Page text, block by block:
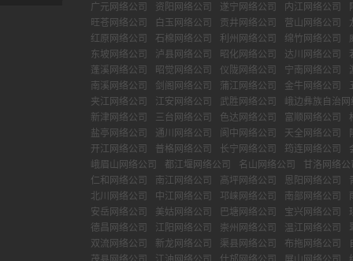
广元网络公司
资阳网络公司 遂宁网络公司 内江网络公司
旺苍网络公司
白玉网络公司 贡井网络公司 营山网络公司
红原网络公司
石棉网络公司 利州网络公司 绵竹网络公司
东坡网络公司
泸县网络公司 昭化网络公司 达川网络公司
蓬溪网络公司
昭觉网络公司 仪陇网络公司 宁南网络公司
南溪网络公司
剑阁网络公司 蒲江网络公司 金牛网络公司
夹江网络公司
江安网络公司 武胜网络公司
峨边彝族自治网
新津网络公司
三台网络公司 色达网络公司 富顺网络公司
盐亭网络公司
通川网络公司 阆中网络公司 天全网络公司
开江网络公司
普格网络公司 长宁网络公司 筠连网络公司
峨眉山网络公司
都江堰网络公司 名山网络公司
甘洛网络公
仁和网络公司
南江网络公司 高坪网络公司 恩阳网络公司
北川网络公司
中江网络公司 邛崃网络公司 南部网络公司
安岳网络公司
美姑网络公司 巴塘网络公司 宝兴网络公司
德昌网络公司
江阳网络公司 崇州网络公司 温江网络公司
双流网络公司
新龙网络公司 渠县网络公司 布拖网络公司